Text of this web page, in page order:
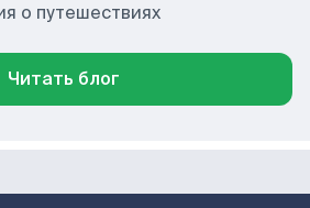
о путешествиях
Читать блог